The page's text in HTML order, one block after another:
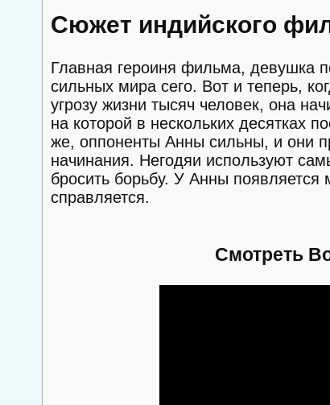
Сюжет индийского
Главная героиня фильма, девушка
сильных мира сего. Вот и теперь,
угрозу жизни тысяч человек, она
на которой в нескольких десятках
же, оппоненты Анны сильны, и они
начинания. Негодяи используют
бросить борьбу. У Анны
справляется.
Смотреть